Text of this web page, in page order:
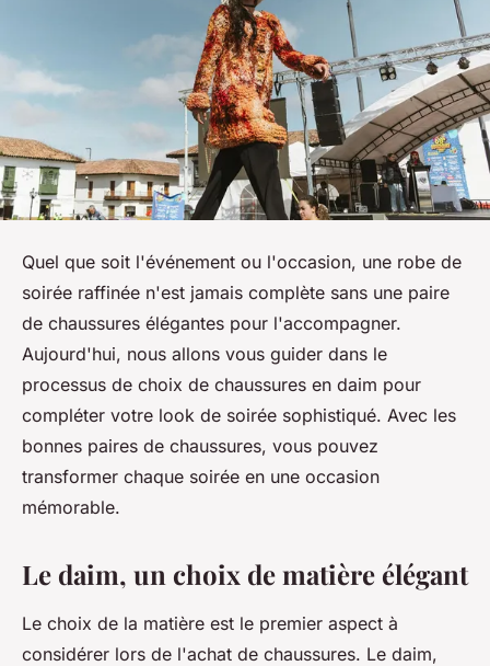
Quel que soit l'événement ou l'occasion, une robe de
soirée raffinée n'est jamais complète sans une paire
de chaussures élégantes pour l'accompagner.
Aujourd'hui, nous allons vous guider dans le
processus de choix de chaussures en daim pour
compléter votre look de soirée sophistiqué. Avec les
bonnes paires de chaussures, vous pouvez
transformer chaque soirée en une occasion
mémorable.
Le daim, un choix de matière élégant
Le choix de la matière est le premier aspect à
considérer lors de l'achat de chaussures. Le daim,